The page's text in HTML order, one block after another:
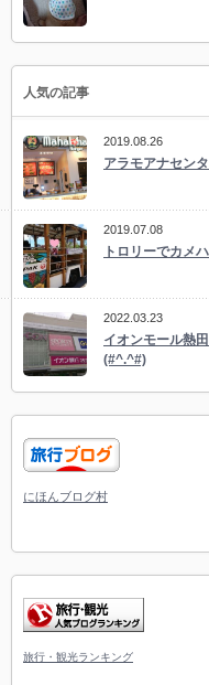
人気の記事
2019.08.26
アラモアナセン
2019.07.08
トロリーでカメ
2022.03.23
イオンモール熱
(#^.^#)
にほんブログ村
旅行・観光ランキング